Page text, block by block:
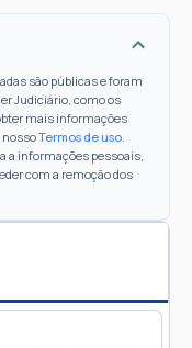
são públicas e foram
Judiciário, como os
mais informações
nossoTermos de uso.
a informações pessoais,
com a remoção dos